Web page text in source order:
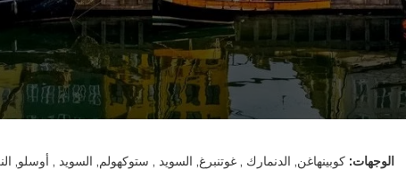
الوجهات: كوبينهاغن, الدنمارك , غوتنبرغ, السويد , ستوكهولم, السويد , أوسلو,